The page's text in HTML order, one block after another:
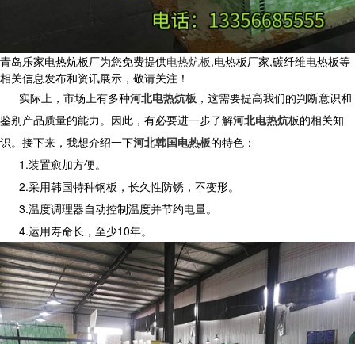
青岛乐家电热炕板厂为您免费提供电热炕板,电热板厂家,碳纤维电热板等
相关信息发布和资讯展示，敬请关注！
实际上，市场上有多种河北电热炕板 ，这需要提高我们的判断意识和
鉴别产品质量的能力。因此，有必要进一步了解河北电热炕板的相关知
识。接下来，我想介绍一下河北韩国电热板的特色：
1.装置愈加方便。
2.采用韩国特种钢板，长久性防锈，不变形。
3.温度调理器自动控制温度并节约电量。
4.运用寿命长，至少10年。